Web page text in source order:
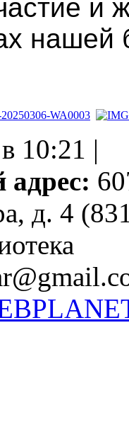
нашей
10:21 |
д. 4